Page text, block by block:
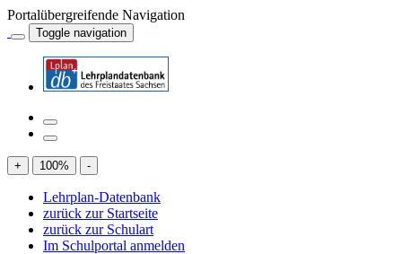
Portalübergreifende Navigation
Toggle navigation
+ 100% -
Lehrplan-Datenbank
zurück zur Startseite
zurück zur Schulart
Im Schulportal anmelden